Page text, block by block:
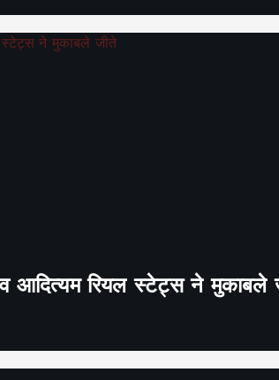
आदित्यम रियल स्टेट्स ने मुकाबले